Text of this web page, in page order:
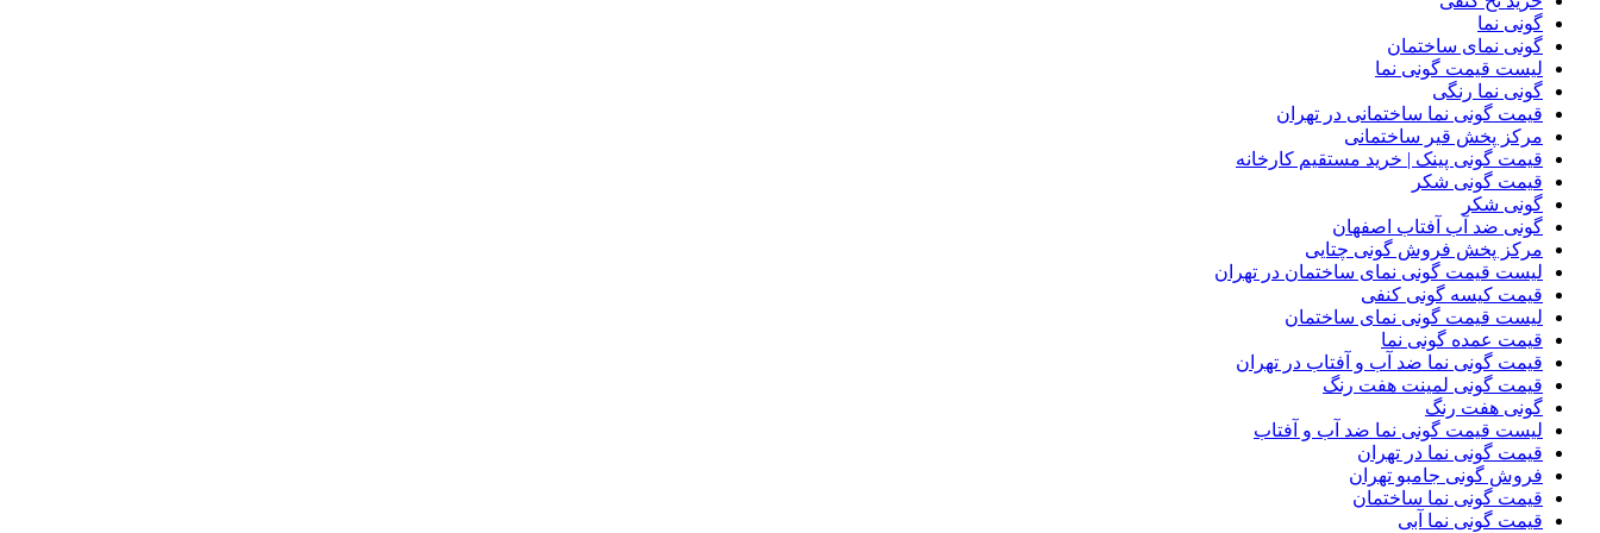
گونی نما
گونی نمای ساختمان
لیست قیمت گونی نما
گونی نما رنگی
قیمت گونی نما ساختمانی در تهران
مرکز پخش قیر ساختمانی
قیمت گونی پینک | خرید مستقیم کارخانه
قیمت گونی شکر
گونی شکر
گونی ضد آب آفتاب اصفهان
مرکز پخش فروش گونی چتایی
لیست قیمت گونی نمای ساختمان در تهران
قیمت کیسه گونی کنفی
لیست قیمت گونی نمای ساختمان
قیمت عمده گونی نما
قیمت گونی نما ضد آب و آفتاب در تهران
قیمت گونی لمینت هفت رنگ
گونی هفت رنگ
لیست قیمت گونی نما ضد آب و آفتاب
قیمت گونی نما در تهران
فروش گونی جامبو تهران
قیمت گونی نما ساختمان
قیمت گونی نما آبی